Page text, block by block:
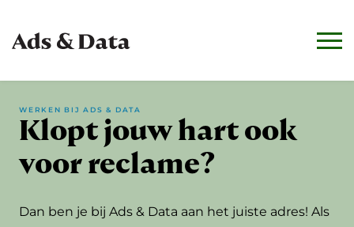
WERKEN BIJ ADS & DATA
Klopt jouw hart ook
voor reclame?
Dan ben je bij Ads & Data aan het juiste adres! Als